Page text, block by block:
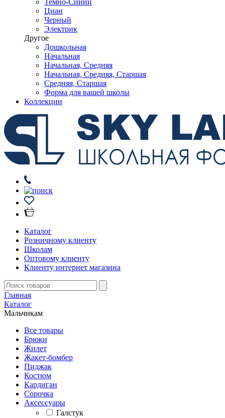
Темно-Синий
Циан
Черный
Электрик
Другое
Дошкольная
Начальная
Начальная, Средняя
Начальная, Средняя, Старшая
Средняя, Старшая
Форма для вашей школы
Коллекции
Каталог
Розничному клиенту
Школам
Оптовому клиенту
Клиенту интернет магазина
Главная
Каталог
Мальчикам
Все товары
Брюки
Жилет
Жакет-бомбер
Пиджак
Костюм
Кардиган
Сорочка
Аксессуары
Галстук